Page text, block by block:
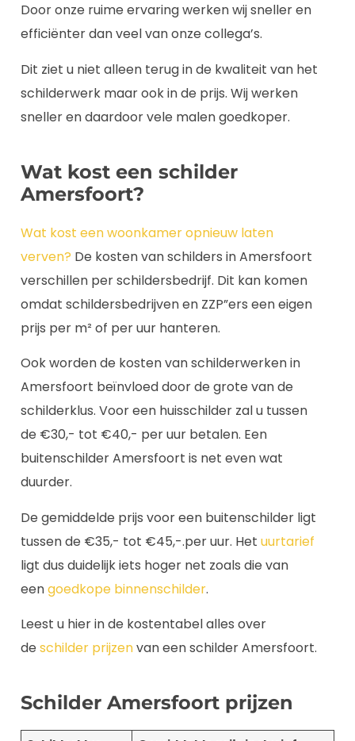
Door onze ruime ervaring werken wij sneller en
efficiënter dan veel van onze collega’s.
Dit ziet u niet alleen terug in de kwaliteit van het
schilderwerk maar ook in de prijs. Wij werken
sneller en daardoor vele malen goedkoper.
Wat kost een schilder
Amersfoort?
Wat kost een woonkamer opnieuw laten
verven? De kosten van schilders in Amersfoort
verschillen per schildersbedrijf. Dit kan komen
omdat schildersbedrijven en ZZP”ers een eigen
prijs per m² of per uur hanteren.
Ook worden de kosten van schilderwerken in
Amersfoort beïnvloed door de grote van de
schilderklus. Voor een huisschilder zal u tussen
de €30,- tot €40,- per uur betalen. Een
buitenschilder Amersfoort is net even wat
duurder.
De gemiddelde prijs voor een buitenschilder ligt
tussen de €35,- tot €45,-.per uur. Het uurtarief
ligt dus duidelijk iets hoger net zoals die van
eengoedkope binnenschilder.
Leest u hier in de kostentabel alles over
de schilder prijzenvan een schilder Amersfoort.
Schilder Amersfoort prijzen